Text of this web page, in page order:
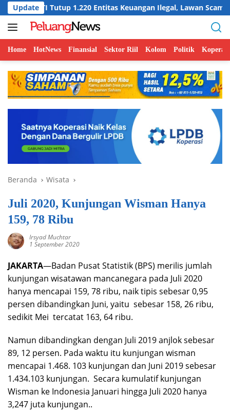
Langsung
ke
konten
Update
1.220 Entitas Keuangan Ilegal, Lawan Scam Digital
Home HotNews Finansial Sektor Riil Kolom Politik Koperasi
Beranda Wisata
Juli 2020, Kunjungan Wisman Hanya
159, 78 Ribu
Irsyad Muchtar
1 September 2020
JAKARTA—Badan Pusat Statistik (BPS) merilis jumlah
kunjungan wisatawan mancanegara pada Juli 2020
hanya mencapai 159, 78 ribu, naik tipis sebesar 0,95
persen dibandingkan Juni, yaitu sebesar 158, 26 ribu,
sedikit Mei tercatat 163, 64 ribu.
Namun dibandingkan dengan Juli 2019 anjlok sebesar
89, 12 persen. Pada waktu itu kunjungan wisman
mencapai 1.468. 103 kunjungan dan Juni 2019 sebesar
1.434.103 kunjungan. Secara kumulatif kunjungan
Wisman ke Indonesia Januari hingga Juli 2020 hanya
3,247 juta kunjungan..